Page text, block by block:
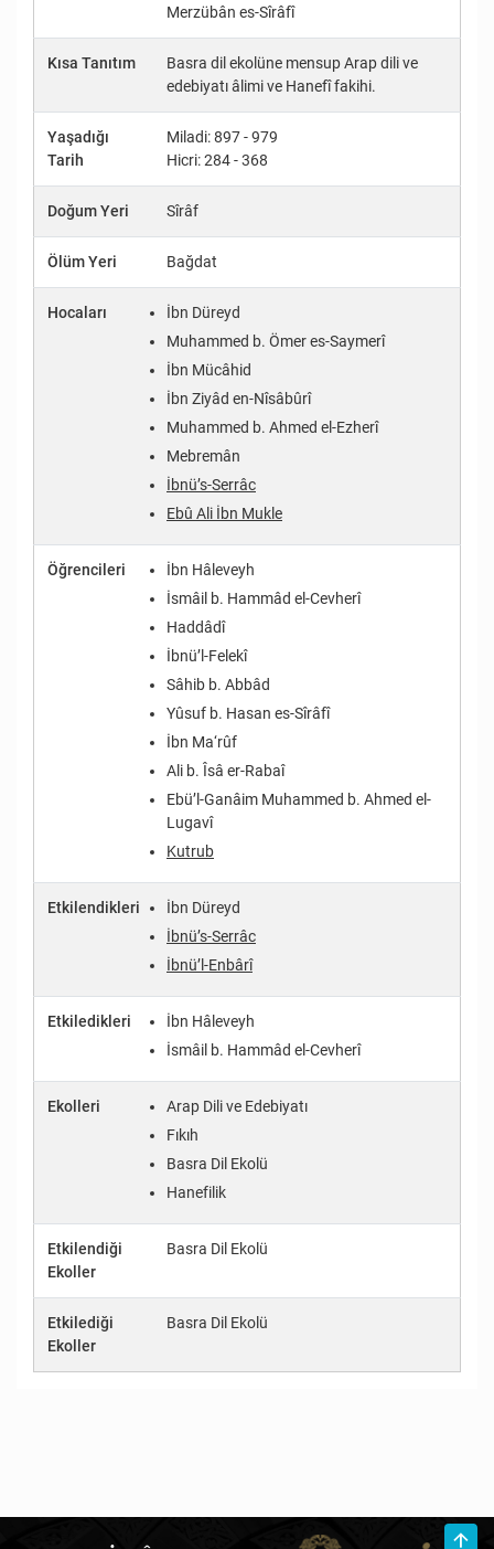
Merzübân es-Sîrâfî
Kısa Tanıtım
Basra dil ekolüne mensup Arap dili ve
edebiyatı âlimi ve Hanefî fakihi.
Yaşadığı
Tarih
Miladi: 897 - 979
Hicri: 284 - 368
Doğum Yeri Sîrâf
Ölüm Yeri Bağdat
Hocaları
İbn Düreyd
Muhammed b. Ömer es-Saymerî
İbn Mücâhid
İbn Ziyâd en-Nîsâbûrî
Muhammed b. Ahmed el-Ezherî
Mebremân
İbnü’s-Serrâc
Ebû Ali İbn Mukle
Öğrencileri
İbn Hâleveyh
İsmâil b. Hammâd el-Cevherî
Haddâdî
İbnü’l-Felekî
Sâhib b. Abbâd
Yûsuf b. Hasan es-Sîrâfî
İbn Ma‘rûf
Ali b. Îsâ er-Rabaî
Ebü’l-Ganâim Muhammed b. Ahmed el-
Lugavî
Kutrub
Etkilendikleri
İbn Düreyd
İbnü’s-Serrâc
İbnü’l-Enbârî
Etkiledikleri
İbn Hâleveyh
İsmâil b. Hammâd el-Cevherî
Ekolleri
Arap Dili ve Edebiyatı
Fıkıh
Basra Dil Ekolü
Hanefilik
Etkilendiği
Ekoller
Basra Dil Ekolü
Etkilediği
Ekoller
Basra Dil Ekolü